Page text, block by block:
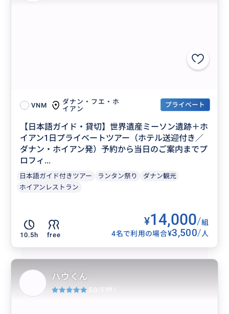
VNM
ダナン・フエ・ホ
イアン
プライベート
【日本語ガイド・貸切】世界遺産ミーソン遺跡＋ホ
イアン1日プライベートツアー（ホテル送迎付き／
ダナン・ホイアン発）予約から当日のご案内までプ
ロフィ...
日本語ガイド付きツアー ランタン祭り
ダナン観光
ホイアンレストラン
10.5h free
¥14,000/組
4名で利用の場合¥3,500/人
ハウくん
5.0 (53件)